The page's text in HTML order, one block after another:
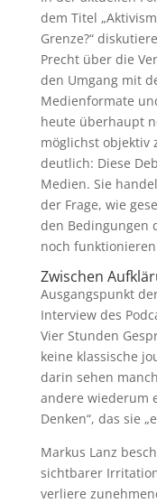
dem Titel
Grenze?“
Precht über die
den Umgang mit
Medienformate
heute überhaupt
möglichst objektiv
deutlich: Diese
Medien. Sie
der Frage, wie
den Bedingungen
noch
Zwischen
Ausgangspunkt
Interview des
Vier Stunden
keine klassische
darin sehen
andere wiederum
Denken“, das sie
Markus Lanz
sichtbarer
verliere